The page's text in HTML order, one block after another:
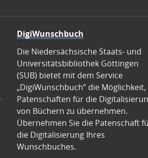
DigiWunschbuch
Die Niedersächsische Staats- und
Universitätsbibliothek Göttingen
(SUB) bietet mit dem Service
„DigiWunschbuch” die Möglichkeit,
Patenschaften für die
von Büchern zu übernehmen.
Übernehmen Sie die Patenschaft
die Digitalisierung Ihres
Wunschbuches.